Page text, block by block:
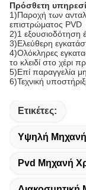
Πρόσθετη
1)Παροχή των
επιστρώματος PVD
2)1 εξουσιοδότηση
3)Ελεύθερη
4)Ολόκληρες
το κλειδί στο χέρι
5)Επί παραγγελία
6)Τεχνική
Ετικέτες:
Υψηλή
Pvd Μηχανή